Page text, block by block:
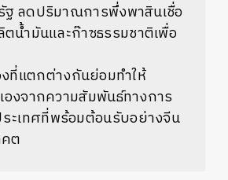
ฐ ลดปริมาณการพึ่งพาสินเชื่อ
น้ำมันและก๊าซธรรมชาติเพื่อ
ที่แตกต่างกันย่อมทำให้
องจากความสัมพันธ์ทางการ
ะเทศที่พร้อมต้อนรับอย่างจีน
ต